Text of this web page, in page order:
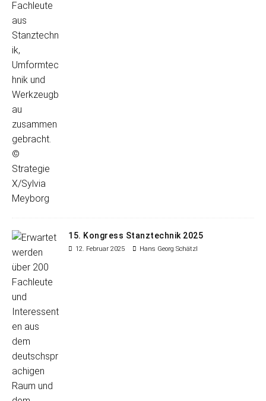
15. Kongress Stanztechnik 2025
12. Februar 2025 Hans Georg Schätzl